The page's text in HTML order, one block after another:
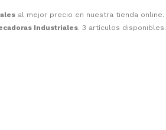
al mejor precio en nuestra tienda online.
Industriales. 3 artículos disponibles.